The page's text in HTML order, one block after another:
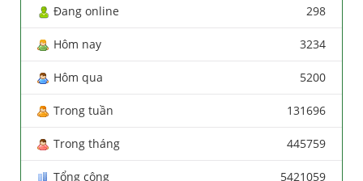
Đang online 298
Hôm nay 3234
Hôm qua 5200
Trong tuần 131696
Trong tháng 445759
Tổng cộng 5421059